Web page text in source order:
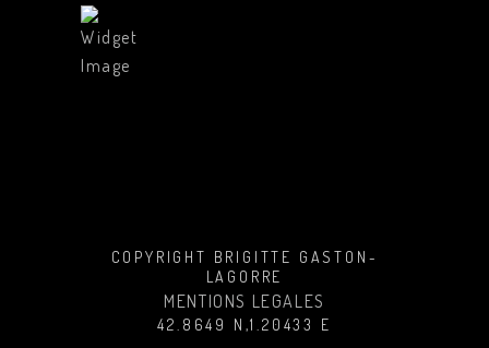
COPYRIGHT BRIGITTE GASTON-
LAGORRE
MENTIONS LEGALES
42.8649 N,1.20433 E